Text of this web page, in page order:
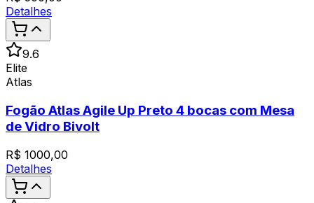
Detalhes
9.6
Elite
Atlas
Fogão Atlas Agile Up Preto 4 bocas com Mesa
de Vidro Bivolt
R$ 1000,00
Detalhes